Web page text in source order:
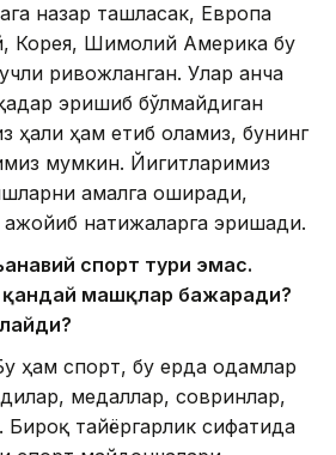
назар ташласак, Европа
Корея, Шимолий Америка бу
ривожланган. Улар анча
эришиб бўлмайдиган
ҳали ҳам етиб оламиз, бунинг
мумкин. Йигитларимиз
амалга оширади,
ажойиб натижаларга эришади.
спорт тури эмас.
қандай машқлар бажаради?
ҳам спорт, бу ерда одамлар
медаллар, совринлар,
тайёргарлик сифатида